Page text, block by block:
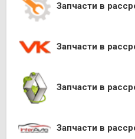
Запчасти в
Запчасти в
Запчасти в
Запчасти в